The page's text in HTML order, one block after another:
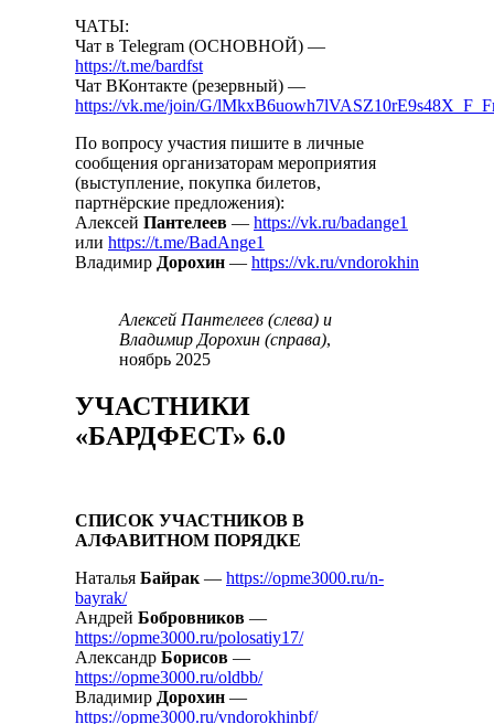
ЧАТЫ:
Чат в Telegram (ОСНОВНОЙ) —
https://t.me/bardfst
Чат ВКонтакте (резервный) —
https://vk.me/join/G/
По вопросу участия пишите в личные
сообщения организаторам мероприятия
(выступление, покупка билетов,
партнёрские предложения):
Алексей Пантелеев — https://vk.ru/badange1
или https://t.me/BadAnge1
Владимир Дорохин — https://vk.ru/vndorokhin
Алексей Пантелеев (слева) и
Владимир Дорохин (справа),
ноябрь 2025
УЧАСТНИКИ
«БАРДФЕСТ» 6.0
СПИСОК УЧАСТНИКОВ В
АЛФАВИТНОМ ПОРЯДКЕ
Наталья Байрак — https://opme3000.ru/n-
bayrak/
Андрей Бобровников —
https://opme3000.ru/polosatiy17/
Александр Борисов —
https://opme3000.ru/oldbb/
Владимир Дорохин —
https://opme3000.ru/vndorokhinbf/